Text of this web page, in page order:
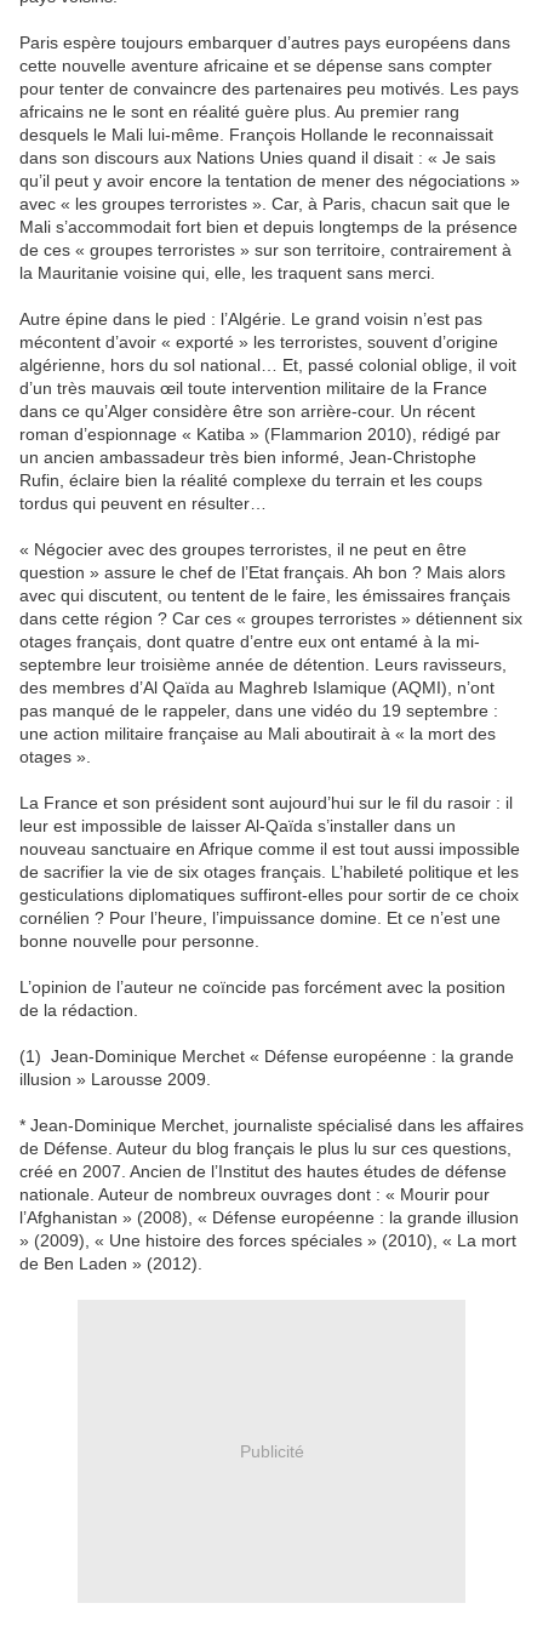
Paris espère toujours embarquer d’autres pays européens dans
cette nouvelle aventure africaine et se dépense sans compter
pour tenter de convaincre des partenaires peu motivés. Les pays
africains ne le sont en réalité guère plus. Au premier rang
desquels le Mali lui-même. François Hollande le reconnaissait
dans son discours aux Nations Unies quand il disait : « Je sais
qu’il peut y avoir encore la tentation de mener des négociations »
avec « les groupes terroristes ». Car, à Paris, chacun sait que le
Mali s’accommodait fort bien et depuis longtemps de la présence
de ces « groupes terroristes » sur son territoire, contrairement à
la Mauritanie voisine qui, elle, les traquent sans merci.
Autre épine dans le pied : l’Algérie. Le grand voisin n’est pas
mécontent d’avoir « exporté » les terroristes, souvent d’origine
algérienne, hors du sol national… Et, passé colonial oblige, il voit
d’un très mauvais œil toute intervention militaire de la France
dans ce qu’Alger considère être son arrière-cour. Un récent
roman d’espionnage « Katiba » (Flammarion 2010), rédigé par
un ancien ambassadeur très bien informé, Jean-Christophe
Rufin, éclaire bien la réalité complexe du terrain et les coups
tordus qui peuvent en résulter…
« Négocier avec des groupes terroristes, il ne peut en être
question » assure le chef de l’Etat français. Ah bon ? Mais alors
avec qui discutent, ou tentent de le faire, les émissaires français
dans cette région ? Car ces « groupes terroristes » détiennent six
otages français, dont quatre d’entre eux ont entamé à la mi-
septembre leur troisième année de détention. Leurs ravisseurs,
des membres d’Al Qaïda au Maghreb Islamique (AQMI), n’ont
pas manqué de le rappeler, dans une vidéo du 19 septembre :
une action militaire française au Mali aboutirait à « la mort des
otages ».
La France et son président sont aujourd’hui sur le fil du rasoir : il
leur est impossible de laisser Al-Qaïda s’installer dans un
nouveau sanctuaire en Afrique comme il est tout aussi impossible
de sacrifier la vie de six otages français. L’habileté politique et les
gesticulations diplomatiques suffiront-elles pour sortir de ce choix
cornélien ? Pour l’heure, l’impuissance domine. Et ce n’est une
bonne nouvelle pour personne.
L’opinion de l’auteur ne coïncide pas forcément avec la position
de la rédaction.
(1) Jean-Dominique Merchet « Défense européenne : la grande
illusion » Larousse 2009.
* Jean-Dominique Merchet, journaliste spécialisé dans les affaires
de Défense. Auteur du blog français le plus lu sur ces questions,
créé en 2007. Ancien de l’Institut des hautes études de défense
nationale. Auteur de nombreux ouvrages dont : « Mourir pour
l’Afghanistan » (2008), « Défense européenne : la grande illusion
» (2009), « Une histoire des forces spéciales » (2010), « La mort
de Ben Laden » (2012).
Publicité